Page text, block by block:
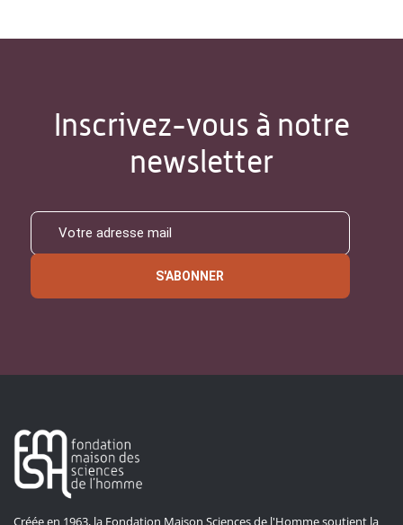
Inscrivez-vous à notre
newsletter
S'ABONNER
Créée en 1963, la Fondation Maison Sciences de l'Homme soutient la